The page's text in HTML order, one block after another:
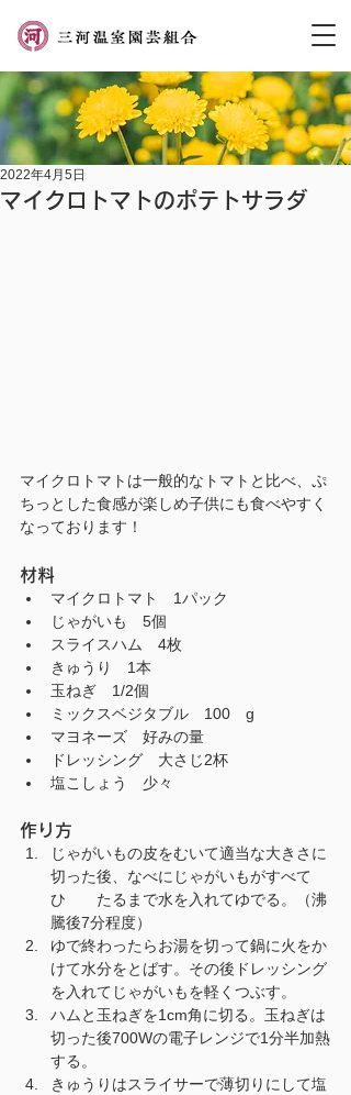
マイクロトマトのポテトサラダ
2022年4月5日
マイクロトマトは一般的なトマトと比べ、ぷ
ちっとした食感が楽しめ子供にも食べやすく
なっております！
材料
マイクロトマト　1パック
じゃがいも　5個
スライスハム　4枚
きゅうり　1本
玉ねぎ　1/2個
ミックスベジタブル　100　g
マヨネーズ　好みの量
ドレッシング　大さじ2杯
塩こしょう　少々
作り方
じゃがいもの皮をむいて適当な大きさに
切った後、なべにじゃがいもがすべて
ひ　　たるまで水を入れてゆでる。（沸
騰後7分程度）
ゆで終わったらお湯を切って鍋に火をか
けて水分をとばす。その後ドレッシング
を入れてじゃがいもを軽くつぶす。
ハムと玉ねぎを1cm角に切る。玉ねぎは
切った後700Wの電子レンジで1分半加熱
する。
きゅうりはスライサーで薄切りにして塩